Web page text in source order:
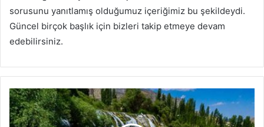
sorusunu yanıtlamış olduğumuz içeriğimiz bu şekildeydi.
Güncel birçok başlık için bizleri takip etmeye devam
edebilirsiniz.